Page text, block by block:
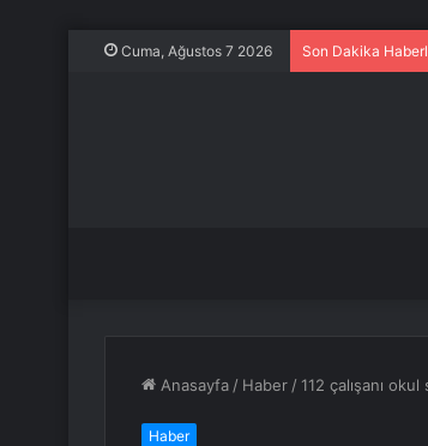
Cuma, Ağustos 7 2026 Son Dakika
Anasayfa / Haber /112 çalışanı
Haber